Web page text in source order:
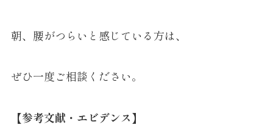
朝、腰がつらいと感じている方は、
ぜひ一度ご相談ください。
【参考文献・エビデンス】